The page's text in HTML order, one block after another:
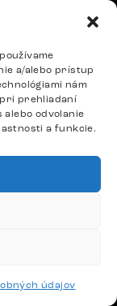
a/alebo prístup
nám
prehliadaní
alebo odvolanie
a funkcie.
údajov